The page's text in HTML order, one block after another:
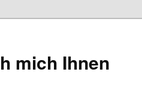
mich Ihnen